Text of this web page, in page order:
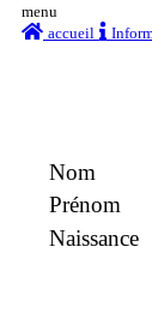
menu
accueil
Nom
Prénom
Naissance